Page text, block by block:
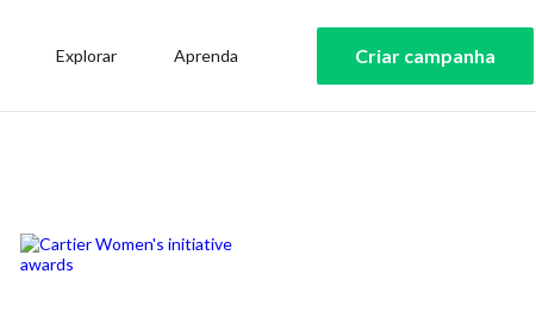
Explorar Aprenda Criar campanha